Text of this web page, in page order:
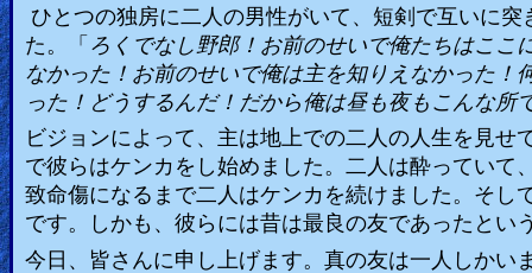
ひとつの独房に二人の男性がいて、短剣で互いに
た。「 ろくでなし野郎！お前のせいで俺たちはこ
なかった！お前のせいで俺は主を知りえなかった
った！どうするんだ！だから俺は昼も夜もこんな所
ビジョンによって、主は地上での二人の人生を見
で彼らはケンカをし始めました。二人は酔ってい
致命傷になるまで二人はケンカを続けました。そ
です。しかも、彼らには昔は最良の友であったと
今日、皆さんに申し上げます。真の友は一人しか